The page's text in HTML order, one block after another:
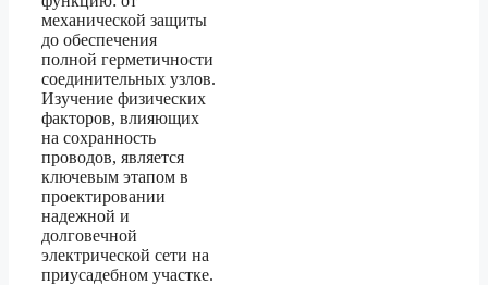
механической защиты
до обеспечения
полной герметичности
соединительных узлов.
Изучение физических
факторов, влияющих
на сохранность
проводов, является
ключевым этапом в
проектировании
надежной и
долговечной
электрической сети на
приусадебном участке.